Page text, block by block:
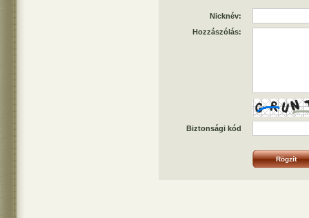
Nicknév:
Hozzászólás:
Biztonsági kód